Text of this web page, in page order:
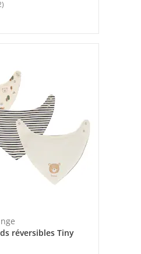
réversibles Tiny